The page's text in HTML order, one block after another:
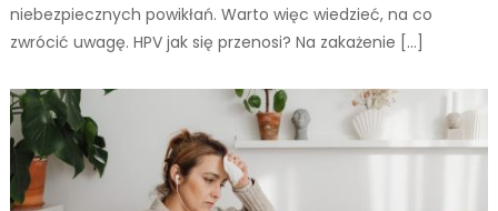
niebezpiecznych powikłań. Warto więc wiedzieć, na co
zwrócić uwagę. HPV jak się przenosi? Na zakażenie […]